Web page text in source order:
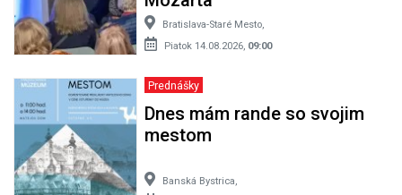
Bratislava-Staré Mesto,
Piatok 14.08.2026, 09:00
Prednášky
Dnes mám rande so svojim
mestom
Banská Bystrica,